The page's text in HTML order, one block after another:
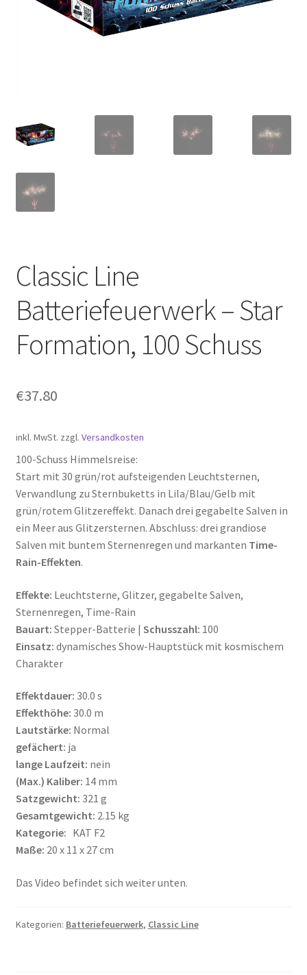
Classic Line
Batteriefeuerwerk – Star
Formation, 100 Schuss
€37.80
inkl. MwSt. zzgl. Versandkosten
100-Schuss Himmelsreise:
Start mit 30 grün/rot aufsteigenden Leuchtsternen,
Verwandlung zu Sternbuketts in Lila/Blau/Gelb mit
grün/rotem Glitzereffekt. Danach drei gegabelte Salven in
ein Meer aus Glitzersternen. Abschluss: drei grandiose
Salven mit buntem Sternenregen und markanten Time-
Rain-Effekten.
Effekte: Leuchtsterne, Glitzer, gegabelte Salven,
Sternenregen, Time-Rain
Bauart: Stepper-Batterie | Schusszahl: 100
Einsatz: dynamisches Show-Hauptstück mit kosmischem
Charakter
Effektdauer: 30.0 s
Effekthöhe: 30.0 m
Lautstärke: Normal
gefächert: ja
lange Laufzeit: nein
(Max.) Kaliber: 14 mm
Satzgewicht: 321 g
Gesamtgewicht: 2.15 kg
Kategorie: KAT F2
Maße: 20 x 11 x 27 cm
Das Video befindet sich weiter unten.
Kategorien: Batteriefeuerwerk, Classic Line